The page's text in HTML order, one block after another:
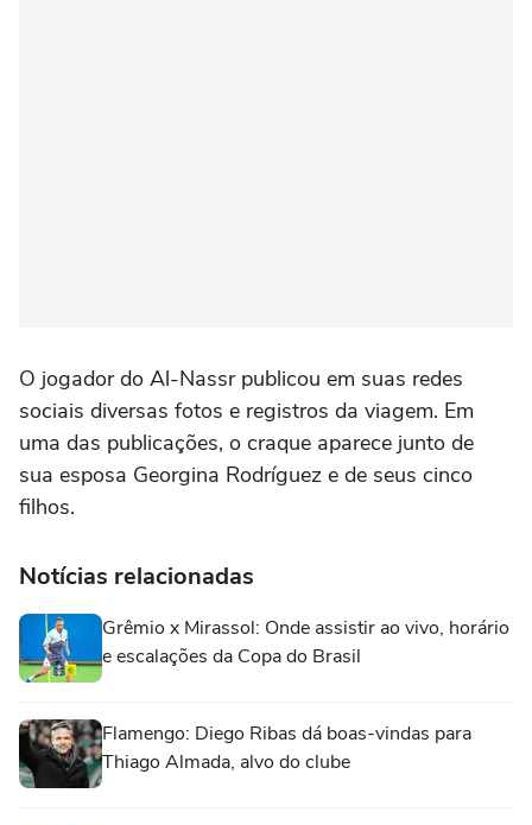
O jogador do Al-Nassr publicou em suas redes
sociais diversas fotos e registros da viagem. Em
uma das publicações, o craque aparece junto de
sua esposa Georgina Rodríguez e de seus cinco
filhos.
Notícias relacionadas
Grêmio x Mirassol: Onde assistir ao vivo, horário
e escalações da Copa do Brasil
Flamengo: Diego Ribas dá boas-vindas para
Thiago Almada, alvo do clube